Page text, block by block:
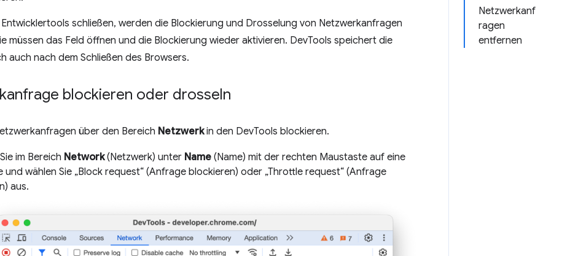
Netzwerkanf
ragen
entfernen
Entwicklertools schließen, werden die Blockierung und Drosselung von Netzwerkanfragen
müssen das Feld öffnen und die Blockierung wieder aktivieren. DevTools speichert die
auch nach dem Schließen des Browsers.
blockieren oder drosseln
über den Bereich Netzwerkin den DevTools blockieren.
im Bereich Network(Netzwerk) unter Name (Name) mit der rechten Maustaste auf eine
und wählen Sie „Block request“ (Anfrage blockieren) oder „Throttle request“ (Anfrage
aus.